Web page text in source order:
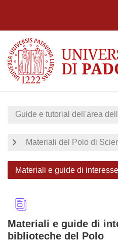
Guide e tutorial dell'area
Materiali del Polo di
Materiali e guide di
Materiali e guide di
biblioteche del Polo